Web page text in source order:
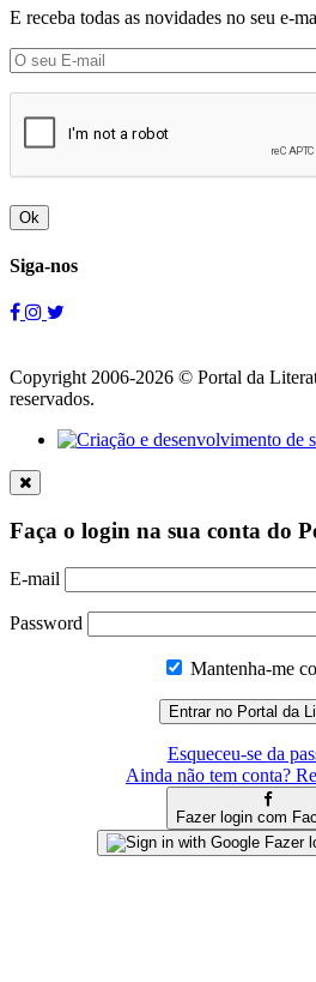
E receba todas as novidades no seu e-
Ok
Siga-nos
Copyright 2006-2026 © Portal da
reservados.
Faça o login na sua conta do
E-mail
Password
Mantenha-me
Esqueceu-se da
Ainda não tem conta?
Fazer login com
Fazer